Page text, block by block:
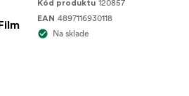
Kód produktu 120857
EAN 4897116930118
Na sklade